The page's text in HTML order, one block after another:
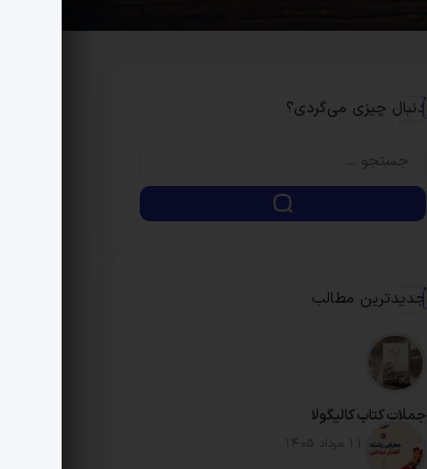
دنبال چیزی می‌گردی؟
جدیدترین مطالب
جملات کتاب کالیگولا
تاریخ انتشار: 11 مرداد 1405